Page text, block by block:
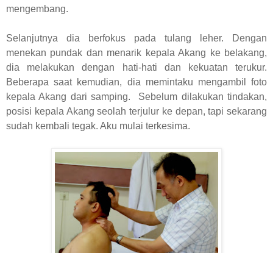
mengembang.
Selanjutnya dia berfokus pada tulang leher. Dengan
menekan pundak dan menarik kepala Akang ke belakang,
dia melakukan dengan hati-hati dan kekuatan terukur.
Beberapa saat kemudian, dia memintaku mengambil foto
kepala Akang dari samping. Sebelum dilakukan tindakan,
posisi kepala Akang seolah terjulur ke depan, tapi sekarang
sudah kembali tegak. Aku mulai terkesima.